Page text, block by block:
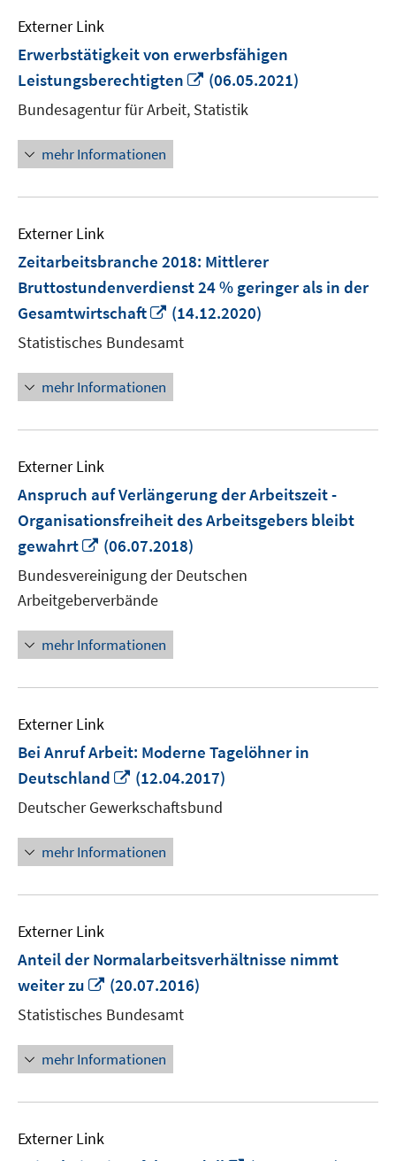
Externer Link
Erwerbstätigkeit von erwerbsfähigen
Leistungsberechtigten
In
neuem
Fenster
(06.05.2021)
Bundesagentur für Arbeit, Statistik
mehr Informationen
Externer Link
Zeitarbeitsbranche 2018: Mittlerer
Bruttostundenverdienst 24 % geringer als in der
Gesamtwirtschaft
In
Fenster
öffnen
(14.12.2020)
Statistisches Bundesamt
mehr Informationen
Externer Link
Anspruch auf Verlängerung der Arbeitszeit -
Organisationsfreiheit des Arbeitsgebers bleibt
gewahrt
In
neuem
Fenster
öffnen
(06.07.2018)
Bundesvereinigung der Deutschen
Arbeitgeberverbände
mehr Informationen
Externer Link
Bei Anruf Arbeit: Moderne Tagelöhner in
Deutschland
In
neuem
Fenster
öffnen
(12.04.2017)
Deutscher Gewerkschaftsbund
mehr Informationen
Externer Link
Anteil der Normalarbeitsverhältnisse nimmt
weiter zu
In
neuem
Fenster
öffnen
(20.07.2016)
Statistisches Bundesamt
mehr Informationen
Externer Link